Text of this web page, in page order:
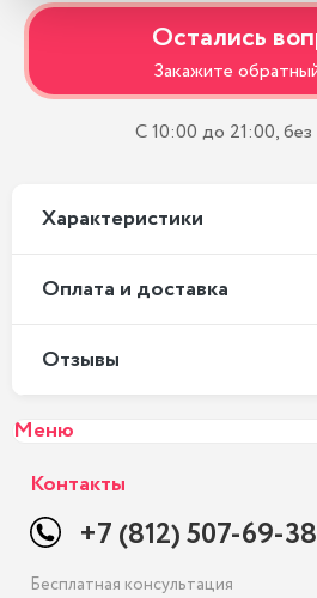
Остались
Закажите
С 10:00 до 21:00,
Xарактеристики
Оплата и доставка
Отзывы
Меню
Контакты
+7 (812) 507-69-38
Бесплатная консультация